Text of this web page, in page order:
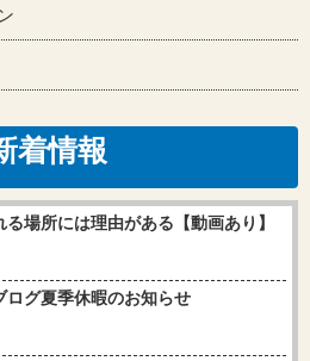
着情報
場所には理由がある【動画あり】
ログ夏季休暇のお知らせ